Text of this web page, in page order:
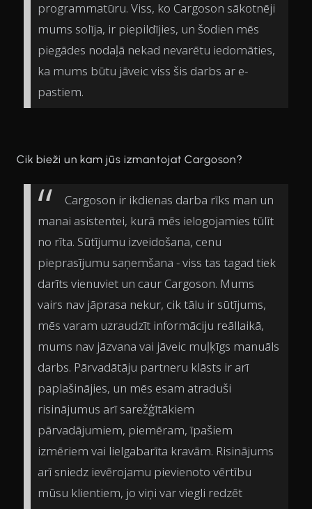
programmatūru. Viss, ko Cargoson sākotnēji
mums solīja, ir piepildījies, un šodien mēs
piegādes nodaļā nekad nevarētu iedomāties,
ka mums būtu jāveic viss šis darbs ar e-
pastiem.
Cik bieži un kam jūs izmantojat Cargoson?
Cargoson ir ikdienas darba rīks man un
manai asistentei, kurā mēs ielogojamies tūlīt
no rīta. Sūtījumu izveidošana, cenu
pieprasījumu saņemšana - viss tas tagad tiek
darīts vienuviet un caur Cargoson. Mums
vairs nav jāprasa nekur, cik tālu ir sūtījums,
mēs varam uzraudzīt informāciju reāllaikā,
mums nav jāzvana vai jāveic muļķīgs manuāls
darbs. Pārvadātāju partneru klāsts ir arī
paplašinājies, un mēs esam atraduši
risinājumus arī sarežģītākiem
pārvadājumiem, piemēram, īpašiem
izmēriem vai lielgabarīta kravām. Risinājums
arī sniedz ievērojamu pievienoto vērtību
mūsu klientiem, jo viņi var viegli redzēt